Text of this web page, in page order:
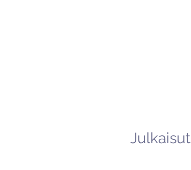
Julkaisut